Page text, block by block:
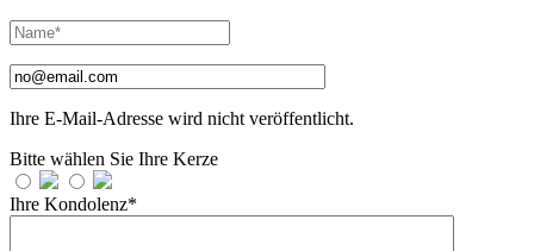
Ihre E-Mail-Adresse wird nicht veröffentlicht.
Bitte wählen Sie Ihre Kerze
Ihre Kondolenz*